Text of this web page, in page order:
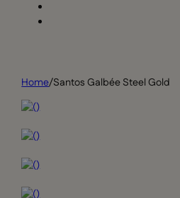
Home/Santos Galbée Steel Gold